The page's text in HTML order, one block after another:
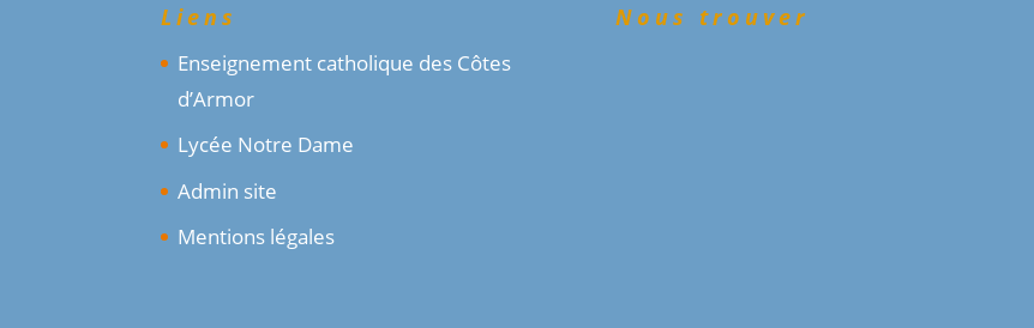
Liens
Enseignement catholique des Côtes
d’Armor
Lycée Notre Dame
Admin site
Mentions légales
Nous trouver